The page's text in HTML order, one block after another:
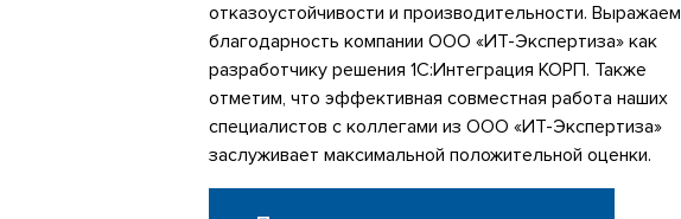
отказоустойчивости и производительности. Выражаем
благодарность компании ООО «ИТ-Экспертиза» как
разработчику решения 1С:Интеграция КОРП. Также
отметим, что эффективная совместная работа наших
специалистов с коллегами из ООО «ИТ-Экспертиза»
заслуживает максимальной положительной оценки.